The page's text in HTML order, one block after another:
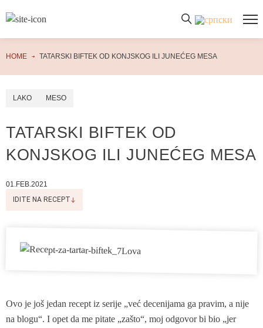
HOME TATARSKI BIFTEK OD KONJSKOG ILI JUNEĆEG MESA
LAKO MESO
TATARSKI BIFTEK OD
KONJSKOG ILI JUNEĆEG MESA
01.FEB.2021
IDITE NA RECEPT
Ovo je još jedan recept iz serije „već decenijama ga pravim, a nije
na blogu“. I opet da me pitate „zašto“, moj odgovor bi bio „jer